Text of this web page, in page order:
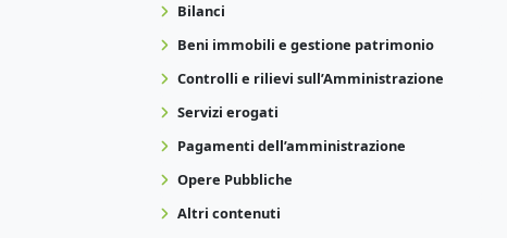
Bilanci
Beni immobili e gestione patrimonio
Controlli e rilievi sull’Amministrazione
Servizi erogati
Pagamenti dell’amministrazione
Opere Pubbliche
Altri contenuti